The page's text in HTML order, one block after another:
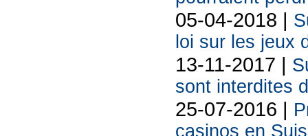
05-04-2018 |
loi sur les jeux
13-11-2017 |
sont interdites
25-07-2016 |
casinos en